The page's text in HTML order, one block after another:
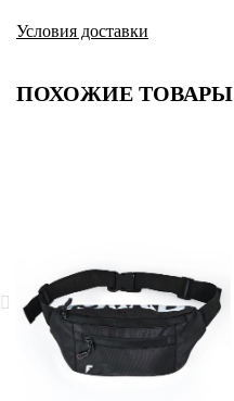
Условия доставки
ПОХОЖИЕ ТОВАРЫ